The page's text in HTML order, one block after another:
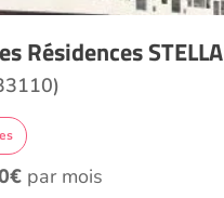
Résidences STELLA
par mois